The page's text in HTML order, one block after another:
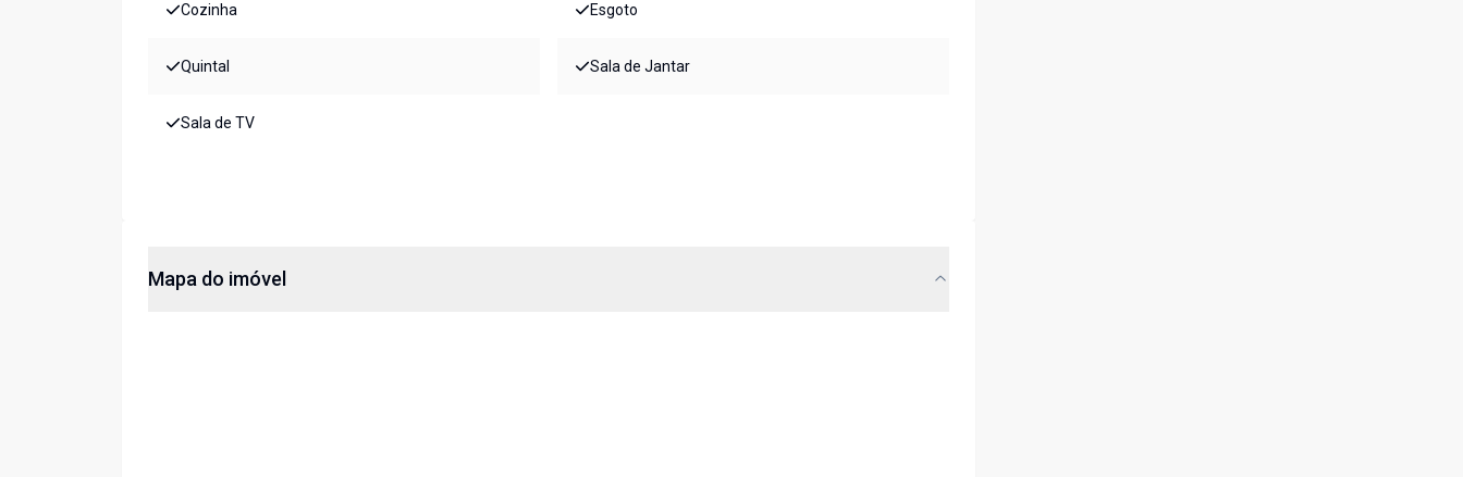
Cozinha Esgoto
Quintal Sala de Jantar
Sala de TV
Mapa do imóvel